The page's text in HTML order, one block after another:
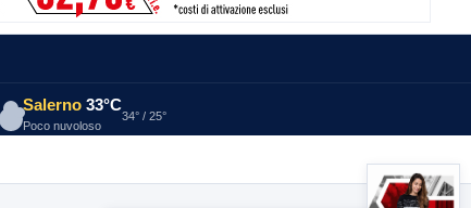
Salerno 33°C
Poco nuvoloso
34° / 25°